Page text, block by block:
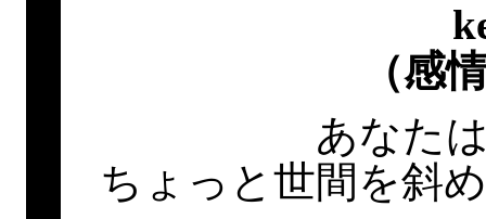
（感
あなた
ちょっと世間を斜